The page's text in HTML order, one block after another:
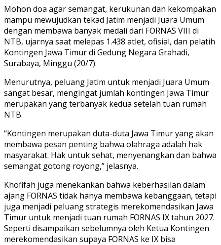
Mohon doa agar semangat, kerukunan dan kekompakan
mampu mewujudkan tekad Jatim menjadi Juara Umum
dengan membawa banyak medali dari FORNAS VIII di
NTB, ujarnya saat melepas 1.438 atlet, ofisial, dan pelatih
Kontingen Jawa Timur di Gedung Negara Grahadi,
Surabaya, Minggu (20/7).
Menurutnya, peluang Jatim untuk menjadi Juara Umum
sangat besar, mengingat jumlah kontingen Jawa Timur
merupakan yang terbanyak kedua setelah tuan rumah
NTB.
“Kontingen merupakan duta-duta Jawa Timur yang akan
membawa pesan penting bahwa olahraga adalah hak
masyarakat. Hak untuk sehat, menyenangkan dan bahwa
semangat gotong royong,” jelasnya.
Khofifah juga menekankan bahwa keberhasilan dalam
ajang FORNAS tidak hanya membawa kebanggaan, tetapi
juga menjadi peluang strategis merekomendasikan Jawa
Timur untuk menjadi tuan rumah FORNAS IX tahun 2027.
Seperti disampaikan sebelumnya oleh Ketua Kontingen
merekomendasikan supaya FORNAS ke IX bisa